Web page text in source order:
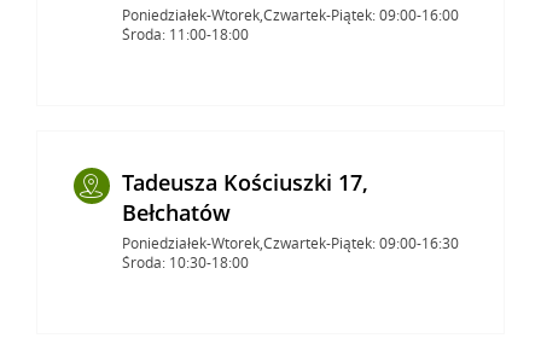
Poniedziałek-Wtorek,Czwartek-Piątek: 09:00-16:00
Środa: 11:00-18:00
Tadeusza Kościuszki 17,
Bełchatów
Poniedziałek-Wtorek,Czwartek-Piątek: 09:00-16:30
Środa: 10:30-18:00